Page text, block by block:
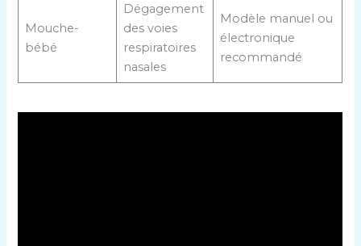
Mouche-
bébé
Dégagement
des voies
respiratoires
nasales
Modèle manuel ou
électronique
recommandé